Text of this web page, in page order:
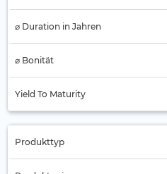
⌀ Duration in Jahren
⌀ Bonität
AA
BBB
Yield To Maturity
Produkttyp